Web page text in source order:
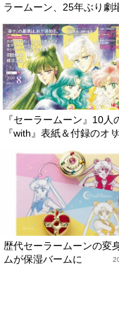
ラームーン、25年ぶり劇
『セーラームーン』10人
『with』表紙＆付録のオ
歴代セーラームーンの変
ムが保湿バームに